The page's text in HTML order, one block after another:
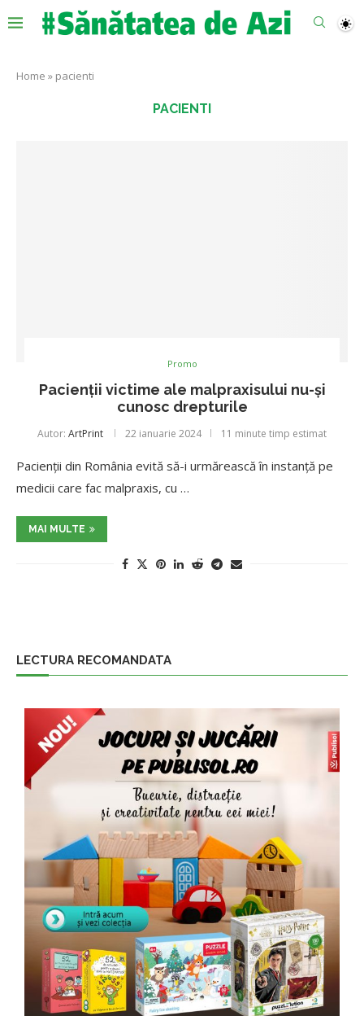
Home » pacienti
PACIENTI
Promo
Pacienții victime ale malpraxisului nu-și
cunosc drepturile
Autor: ArtPrint 22 ianuarie 2024 11 minute timp estimat
Pacienții din România evită să-i urmărească în instanță pe
medicii care fac malpraxis, cu …
MAI MULTE
LECTURA RECOMANDATA